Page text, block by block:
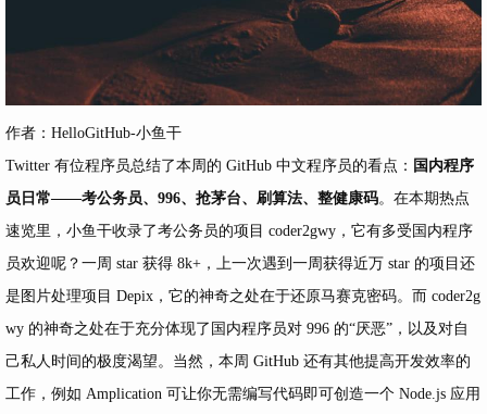
作者：HelloGitHub-小鱼干
Twitter 有位程序员总结了本周的 GitHub 中文程序员的看点： 国内程序
员日常——考公务员、996、抢茅台、刷算法、整健康码。在本期热点
速览里，小鱼干收录了考公务员的项目 coder2gwy，它有多受国内程序
员欢迎呢？一周 star 获得 8k+，上一次遇到一周获得近万 star 的项目还
是图片处理项目 Depix，它的神奇之处在于还原马赛克密码。而 coder2g
wy 的神奇之处在于充分体现了国内程序员对 996 的“厌恶”，以及对自
己私人时间的极度渴望。当然，本周 GitHub 还有其他提高开发效率的
工作，例如 Amplication 可让你无需编写代码即可创造一个 Node.js 应用